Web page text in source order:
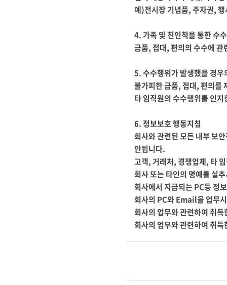
예)전시장 기념품,주차권,행
4.가족 및 친인척을 통한 수
금품, 접대,편의의 수수에 관
5.수수행위가 발생했을 경우
불가피한 금품, 접대,편의를
타 임직원의 수수행위를 인
6.정보보호 행동지침
회사와 관련된 모든 내부 보
안됩니다.
고객,거래처, 경쟁업체, 타
회사 또는 타인의 명예를 실
회사에서 지급되는PC등 정
회사의 PC와Email을 업무
회사의 업무와 관련하여 취득
회사의 업무와 관련하여 취